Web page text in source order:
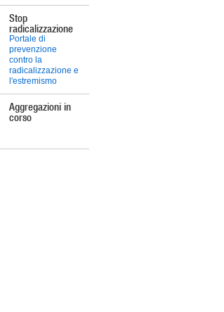
Stop
radicalizzazione
Portale di
prevenzione
contro la
radicalizzazione e
l'estremismo
Aggregazioni in
corso